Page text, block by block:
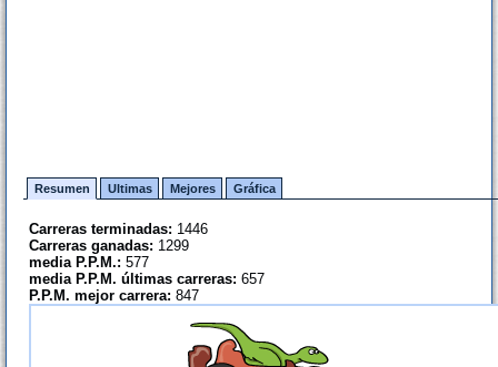
Resumen Ultimas Mejores Gráfica
Carreras terminadas: 1446
Carreras ganadas: 1299
media P.P.M.: 577
media P.P.M. últimas carreras: 657
P.P.M. mejor carrera: 847